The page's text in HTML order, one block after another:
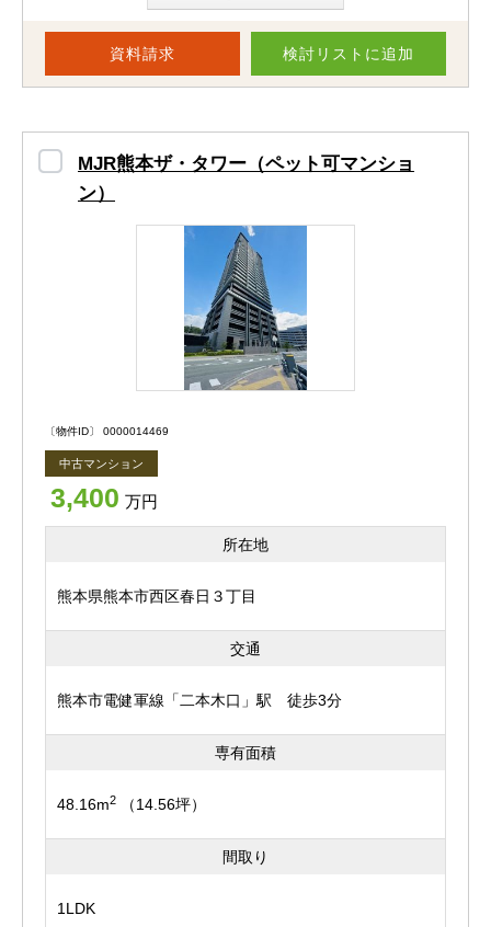
に暮らしていただけるかと思います＾＾
※ペット相談（飼育できるペットには規定がございます。
詳しくはお問い合わせください。）
※光インターネットサービス（使用料は管理費に含む）
現地確認や資料請求はお気軽にお問い合わせください。
ご連絡お待ちしております。
物件は最新の情報を記載するよう心がけておりますが、
来客されました際にあわせてご紹介を行っているため、す
でに成約、商談が入ってしまっている場合があります。
※掲載内容と現況に相違がある場合は、現況優先とさせて
資料請求 検討リスト に追加
JR熊本駅・市電「祇園橋」電停まで徒歩約5分の好立地
で、通勤・通学はもちろん、お買い物やお出かけにも便利
2026年7月フルリフォーム完了！
トイレなどの水回りを新規交換。
床・壁・天井も一新され、新生活を気持ちよくスタートで
きる住まいへと生まれ変わりました♪
専有面積77.06㎡のゆとりある3LDK。
約16.7帖のLDKは家具配置もしやすく、ご家族みんなでゆ
ったりとくつろげる広さです。
全居室収納付きでお部屋をすっきり保てるほか、南西向き
バルコニーからは明るい陽光が差し込み、心地よい暮らし
さらに駐車場は1住戸につき1台確保（再抽選あり）されて
おり、お車をお持ちの方にも安心です。
MJR熊本ザ・タワー（ペット可マンショ
ン）
〔物件ID〕 0000014469
中古マンション
3,400 万円
所在地
熊本県熊本市西区春日３丁目
交通
熊本市電健軍線「二本木口」駅 徒歩3分
専有面積
48.16m2 （14.56坪）
間取り
1LDK